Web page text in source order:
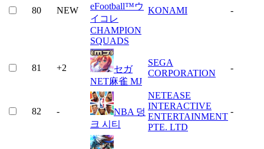
80 NEW
eFootball™ウ
イコレ
CHAMPION
SQUADS
KONAMI -
81 +2
セガ
NET麻雀 MJ
SEGA
CORPORATION
-
82 -
NBA 덩
크 시티
NETEASE
INTERACTIVE
ENTERTAINMENT
PTE. LTD
-